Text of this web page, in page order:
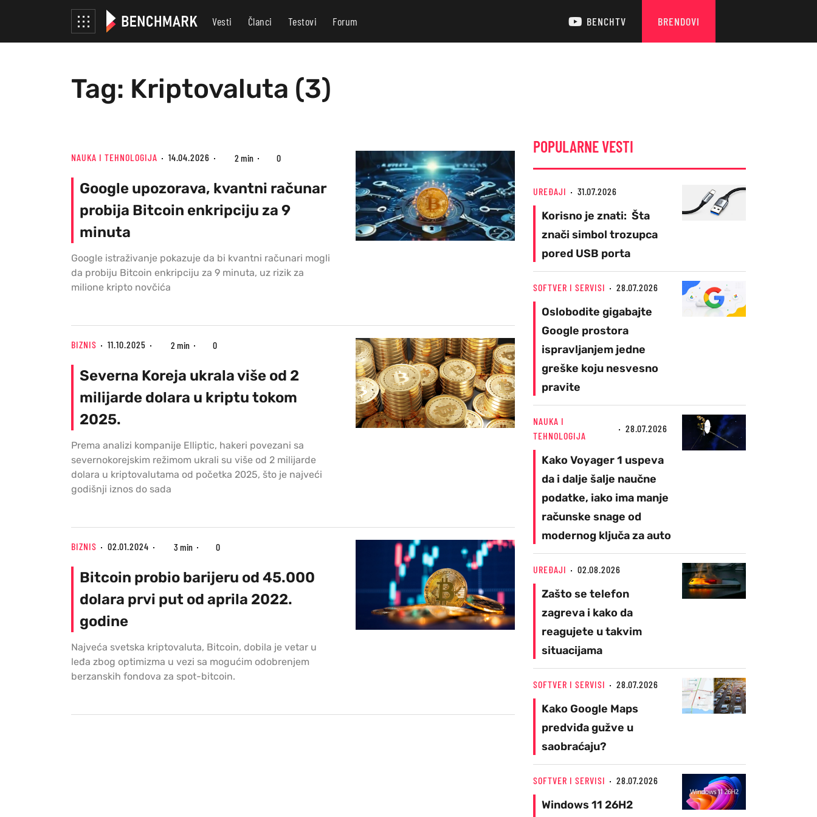
Vesti Članci Testovi Forum BENCHTV BRENDOVI
Tag: Kriptovaluta (3)
NAUKA I TEHNOLOGIJA 14.04.2026 2 min 0
Google upozorava, kvantni računar
probija Bitcoin enkripciju za 9
minuta
Google istraživanje pokazuje da bi kvantni računari mogli
da probiju Bitcoin enkripciju za 9 minuta, uz rizik za
milione kripto novčića
BIZNIS 11.10.2025 2 min 0
Severna Koreja ukrala više od 2
milijarde dolara u kriptu tokom
2025.
Prema analizi kompanije Elliptic, hakeri povezani sa
severnokorejskim režimom ukrali su više od 2 milijarde
dolara u kriptovalutama od početka 2025, što je najveći
godišnji iznos do sada
BIZNIS 02.01.2024 3 min 0
Bitcoin probio barijeru od 45.000
dolara prvi put od aprila 2022.
godine
Najveća svetska kriptovaluta, Bitcoin, dobila je vetar u
leđa zbog optimizma u vezi sa mogućim odobrenjem
berzanskih fondova za spot-bitcoin.
POPULARNE VESTI
UREĐAJI 31.07.2026
Korisno je znati: Šta
znači simbol trozupca
pored USB porta
SOFTVER I SERVISI 28.07.2026
Oslobodite gigabajte
Google prostora
ispravljanjem jedne
greške koju nesvesno
pravite
NAUKA I
TEHNOLOGIJA
28.07.2026
Kako Voyager 1 uspeva
da i dalje šalje naučne
podatke, iako ima manje
računske snage od
modernog ključa za auto
UREĐAJI 02.08.2026
Zašto se telefon
zagreva i kako da
reagujete u takvim
situacijama
SOFTVER I SERVISI 28.07.2026
Kako Google Maps
predviđa gužve u
saobraćaju?
SOFTVER I SERVISI 28.07.2026
Windows 11 26H2